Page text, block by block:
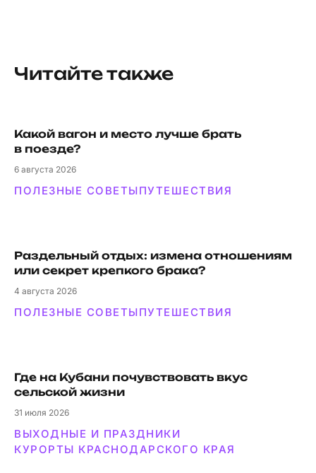
Читайте также
Какой вагон и мес­то луч­ше брать
в поезде?
6 августа 2026
ПОЛЕЗНЫЕ СОВЕТЫПУТЕШЕСТВИЯ
Раздельный отдых: измена отношениям
или секрет крепкого брака?
4 августа 2026
ПОЛЕЗНЫЕ СОВЕТЫПУТЕШЕСТВИЯ
Где на Кубани почувствовать вкус
сельской жизни
31 июля 2026
ВЫХОДНЫЕ И ПРАЗДНИКИ
КУРОРТЫ КРАСНОДАРСКОГО КРАЯ